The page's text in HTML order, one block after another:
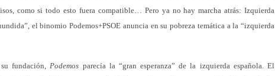
como si todo esto fuera compatible… Pero ya no hay marcha atrás: Izquierda
el binomio Podemos+PSOE anuncia en su pobreza temática a la “izquierda
su fundación,Podemos parecía la “gran esperanza” de la izquierda española. El